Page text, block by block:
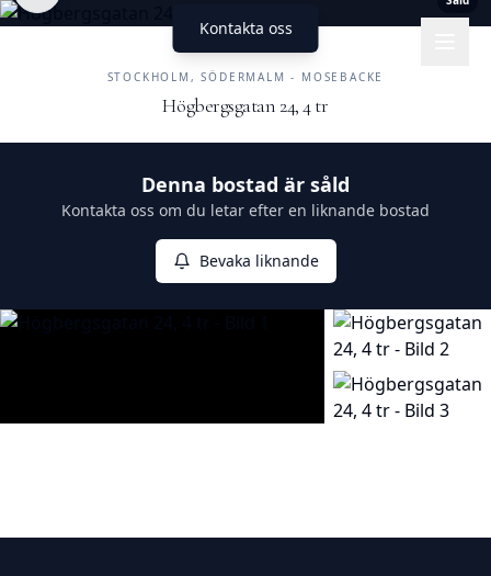
Kontakta oss
STOCKHOLM, SÖDERMALM - MOSEBACKE
Högbergsgatan 24, 4 tr
Denna bostad är såld
Kontakta oss om du letar efter en liknande bostad
Bevaka liknande